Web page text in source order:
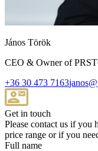
János Török
CEO & Owner of
+36 30 473 7163
Get in touch
Please contact us if you
price range or if you
Full name